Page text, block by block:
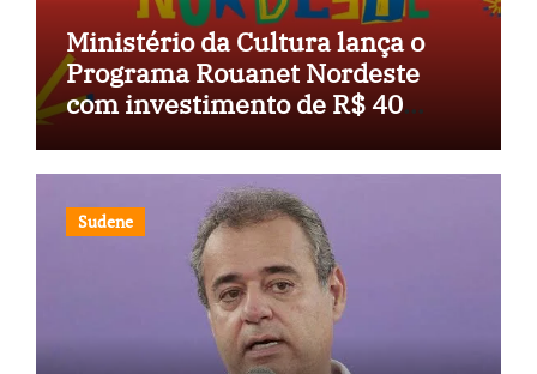
Ministério da Cultura lança o
Programa Rouanet Nordeste
com investimento de R$ 40
Sudene